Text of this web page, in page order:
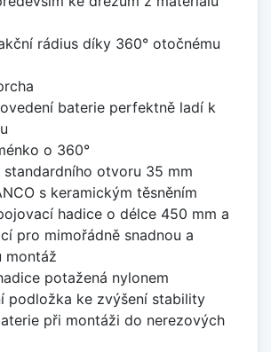
rádius díky 360° otočnému
baterie perfektně ladí k
o 360°
otvoru 35 mm
s keramickým těsněním
hadice o délce 450 mm a
pro mimořádně snadnou a
montáž
potažená nylonem
podložka ke zvýšení stability
při montáži do nerezových